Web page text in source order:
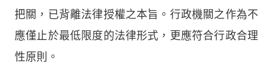
把關，已背離法律授權之本旨。行政機關之作為不
應僅止於最低限度的法律形式，更應符合行政合理
性原則。